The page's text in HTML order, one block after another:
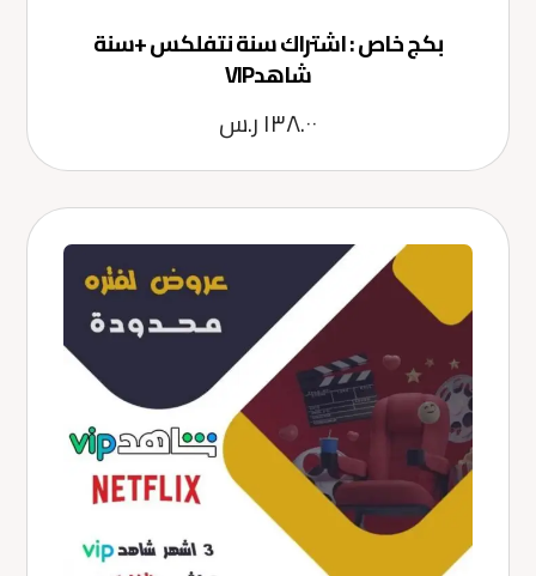
بكج خاص : اشتراك سنة نتفلكس +سنة
شاهدVIP
١٣٨.٠٠ر.س